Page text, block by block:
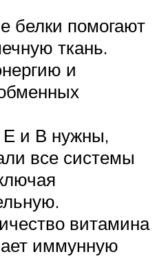
белки помогают
ткань.
и
и В нужны,
все системы
витамина
иммунную